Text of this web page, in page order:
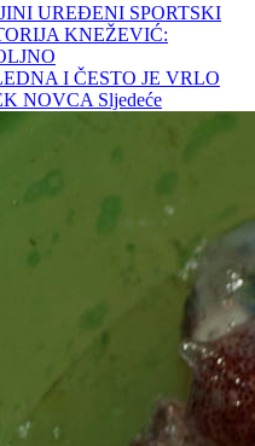
UREĐENI SPORTSKI
KNEŽEVIĆ:
I ČESTO JE VRLO
NOVCA Sljedeće